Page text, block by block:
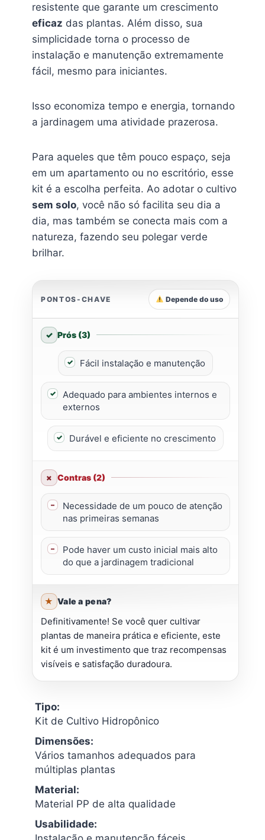
resistente que garante um crescimento
eficaz das plantas. Além disso, sua
simplicidade torna o processo de
instalação e manutenção extremamente
fácil, mesmo para iniciantes.
Isso economiza tempo e energia, tornando
a jardinagem uma atividade prazerosa.
Para aqueles que têm pouco espaço, seja
em um apartamento ou no escritório, esse
kit é a escolha perfeita. Ao adotar o cultivo
sem solo, você não só facilita seu dia a
dia, mas também se conecta mais com a
natureza, fazendo seu polegar verde
brilhar.
PONTOS-CHAVE Depende do uso
Prós (3)
Fácil instalação e manutenção
Adequado para ambientes internos e
externos
Durável e eficiente no crescimento
Contras (2)
Necessidade de um pouco de atenção
nas primeiras semanas
Pode haver um custo inicial mais alto
do que a jardinagem tradicional
Vale a pena?
Definitivamente! Se você quer cultivar
plantas de maneira prática e eficiente, este
kit é um investimento que traz recompensas
visíveis e satisfação duradoura.
Tipo:
Kit de Cultivo Hidropônico
Dimensões:
Vários tamanhos adequados para
múltiplas plantas
Material:
Material PP de alta qualidade
Usabilidade: